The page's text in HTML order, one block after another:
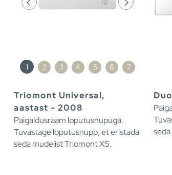
1 2 3 4 5 6 7
Triomont Universal,
aastast - 2008
Paigaldusraam loputusnupuga.
Tuvastage loputusnupp, et eristada
seda mudelist Triomont XS.